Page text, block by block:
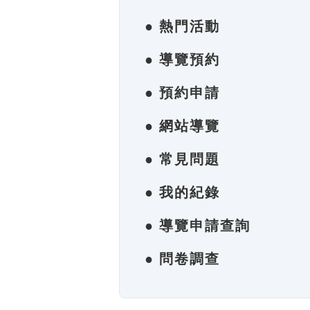
● 熱門活動
● 導覽預約
● 預約申請
● 網站導覽
● 常見問題
● 我的紀錄
● 導覽申請查詢
● 問卷調查